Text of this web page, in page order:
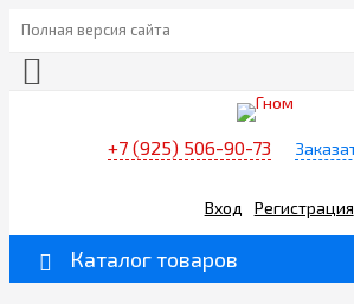
Полная версия сайта
+7 (925) 506-90-73
Вход Регистрация
Каталог товаров